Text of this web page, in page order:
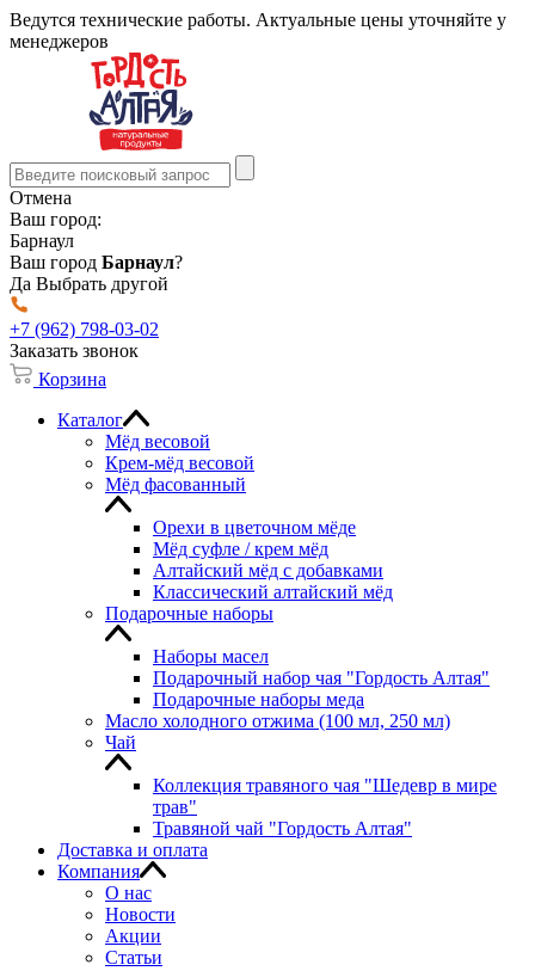
Ведутся технические работы. Актуальные цены уточняйте у
менеджеров
Отмена
Ваш город:
Барнаул
Ваш город Барнаул?
Да Выбрать другой
+7 (962) 798-03-02
Заказать звонок
Корзина
Каталог
Мёд весовой
Крем-мёд весовой
Мёд фасованный
Орехи в цветочном мёде
Мёд суфле / крем мёд
Алтайский мёд с добавками
Классический алтайский мёд
Подарочные наборы
Наборы масел
Подарочный набор чая "Гордость Алтая"
Подарочные наборы меда
Масло холодного отжима (100 мл, 250 мл)
Чай
Коллекция травяного чая "Шедевр в мире
трав"
Травяной чай "Гордость Алтая"
Доставка и оплата
Компания
О нас
Новости
Акции
Статьи